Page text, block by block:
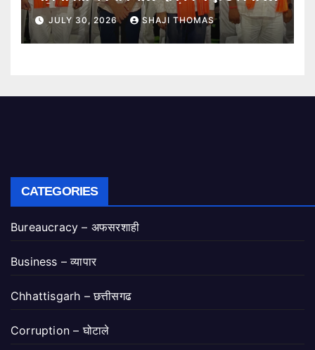
गरिमामय शपथ ग्रहण समारोह।
JULY 30, 2026 SHAJI THOMAS
CATEGORIES
Bureaucracy – अफसरशाही
Business – व्यापार
Chhattisgarh – छत्तीसगढ
Corruption – घोटाले